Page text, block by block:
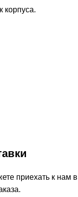
корпуса.
приехать к нам в